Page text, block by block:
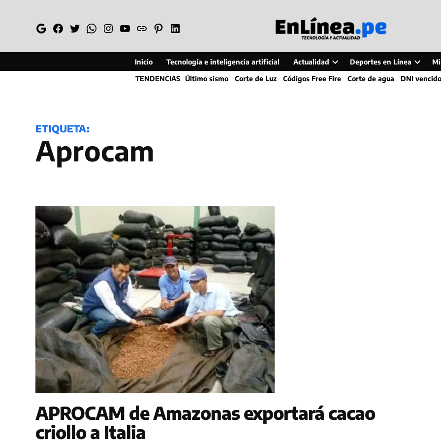
GoogleFacebook
TwitterWhatsapp
Instagram
YouTube
WebPinterestLinkedin
Inicio Tecnología e inteligencia artificial Actualidad
Open
dropdown
Deportes en Línea
Open
dropdown
TENDENCIAS Último sismo Corte de Luz Códigos Free Fire Corte de agua DNI vencido
ETIQUETA:
Aprocam
APROCAM de Amazonas exportará cacao
criollo a Italia